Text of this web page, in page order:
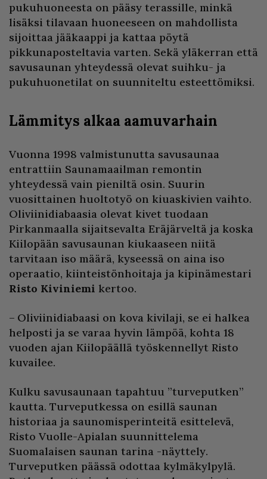
pukuhuoneesta on pääsy terassille, minkä
lisäksi tilavaan huoneeseen on mahdollista
sijoittaa jääkaappi ja kattaa pöytä
pikkunaposteltavia varten. Sekä yläkerran että
savusaunan yhteydessä olevat suihku- ja
pukuhuonetilat on suunniteltu esteettömiksi.
Lämmitys alkaa aamuvarhain
Vuonna 1998 valmistunutta savusaunaa
entrattiin Saunamaailman remontin
yhteydessä vain pieniltä osin. Suurin
vuosittainen huoltotyö on kiuaskivien vaihto.
Oliviinidiabaasia olevat kivet tuodaan
Pirkanmaalla sijaitsevalta Eräjärveltä ja koska
Kiilopään savusaunan kiukaaseen niitä
tarvitaan iso määrä, kyseessä on aina iso
operaatio, kiinteistönhoitaja ja kipinämestari
Risto Kiviniemi kertoo.
– Oliviinidiabaasi on kova kivilaji, se ei halkea
helposti ja se varaa hyvin lämpöä, kohta 18
vuoden ajan Kiilopäällä työskennellyt Risto
kuvailee.
Kulku savusaunaan tapahtuu ”turveputken”
kautta. Turveputkessa on esillä saunan
historiaa ja saunomisperinteitä esittelevä,
Risto Vuolle-Apialan suunnittelema
Suomalaisen saunan tarina -näyttely.
Turveputken päässä odottaa kylmäkylpylä.